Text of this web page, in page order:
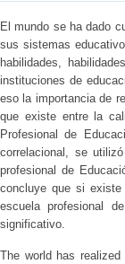
El mundo se ha dado
sus sistemas
habilidades,
instituciones de
eso la importancia de
que existe entre la
Profesional de
correlacional, se
profesional de
concluye que si
escuela profesional
significativo.
The world has